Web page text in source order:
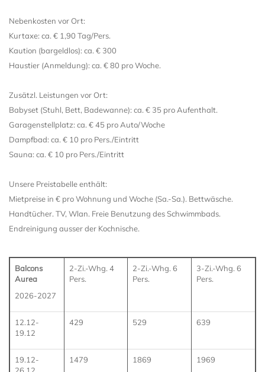
Nebenkosten vor Ort:
Kurtaxe: ca. € 1,90 Tag/Pers.
Kaution (bargeldlos): ca. € 300
Haustier (Anmeldung): ca. € 80 pro Woche.
Zusätzl. Leistungen vor Ort:
Babyset (Stuhl, Bett, Badewanne): ca. € 35 pro Aufenthalt.
Garagenstellplatz: ca. € 45 pro Auto/Woche
Dampfbad: ca. € 10 pro Pers./Eintritt
Sauna: ca. € 10 pro Pers./Eintritt
Unsere Preistabelle enthält:
Mietpreise in € pro Wohnung und Woche (Sa.-Sa.). Bettwäsche.
Handtücher. TV, Wlan. Freie Benutzung des Schwimmbads.
Endreinigung ausser der Kochnische.
Balcons
Aurea
2026-2027
2-Zi.-Whg. 4
Pers.
2-Zi.-Whg. 6
Pers.
3-Zi.-Whg. 6
Pers.
12.12-
19.12
429 529 639
19.12-
26.12
1479 1869 1969